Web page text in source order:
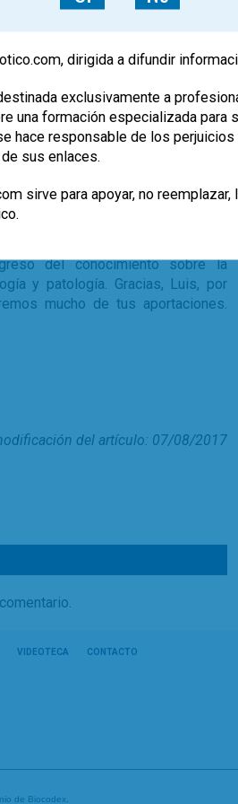
padre de Luis, Catedrático de la
en inglés una de las primeras
las funciones digestivas, ya en la
trabajado en el área de la
el reconocido Hospital Carlos
casi centenaria dedicada en
Digestivas, escuela primigenia
sido Presidente de la Sociedad
Latinoamericana de
eventos y discusiones científicas
del conocimiento sobre la
y patología. Gracias, Luis, por
mucho de tus aportaciones.
del artículo: 07/08/2017
VIDEOTECA CONTACTO
de Biocodex
dirigida a difundir
exclusivamente a
una formación especializada para
hace responsable de los
sus enlaces.
sirve para apoyar, no